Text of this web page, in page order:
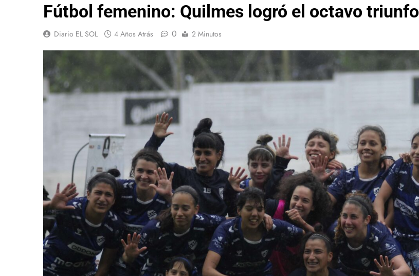
Fútbol femenino: Quilmes logró el octavo triunfo
Diario EL SOL 4 Años Atrás 0 2 Minutos